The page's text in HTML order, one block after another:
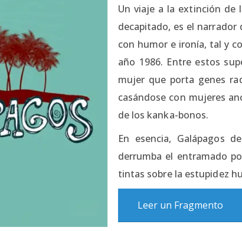
Un viaje a la extinción de
decapitado, es el
con humor e ironía, tal y
año 1986. Entre estos
mujer que porta genes
casándose con mujeres
de los kanka-bonos.
En esencia, Galápagos
derrumba el entramado
tintas sobre la estupidez
Leer un Fragmento